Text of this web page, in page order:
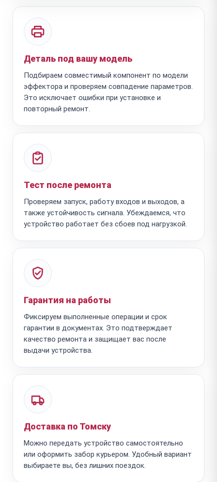
Деталь под вашу модель
Подбираем совместимый компонент по модели
эффектора и проверяем совпадение параметров.
Это исключает ошибки при установке и
повторный ремонт.
Тест после ремонта
Проверяем запуск, работу входов и выходов, а
также устойчивость сигнала. Убеждаемся, что
устройство работает без сбоев под нагрузкой.
Гарантия на работы
Фиксируем выполненные операции и срок
гарантии в документах. Это подтверждает
качество ремонта и защищает вас после
выдачи устройства.
Доставка по Томску
Можно передать устройство самостоятельно
или оформить забор курьером. Удобный вариант
выбираете вы, без лишних поездок.